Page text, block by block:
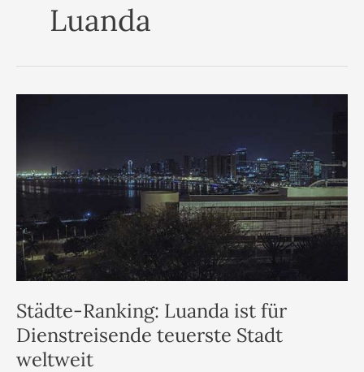
Luanda
Städte-Ranking: Luanda ist für
Dienstreisende teuerste Stadt
weltweit